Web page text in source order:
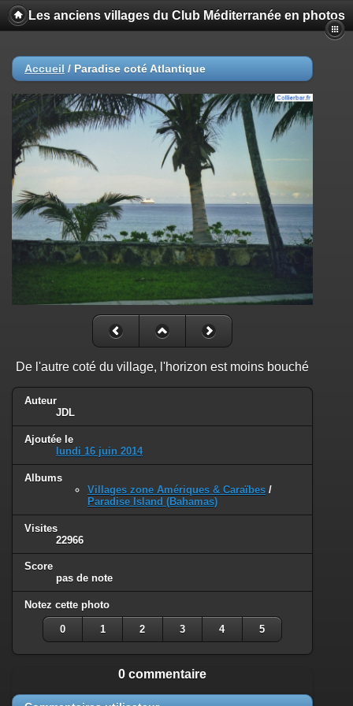
Les anciens villages du Club Méditerranée en photos
Accueil / Paradise coté Atlantique
De l'autre coté du village, l'horizon est moins bouché
Auteur
JDL
Ajoutée le
lundi 16 juin 2014
Albums
Villages zone Amériques & Caraïbes /
Paradise Island (Bahamas)
Visites
22966
Score
pas de note
Notez cette photo
0 1 2 3 4 5
0 commentaire